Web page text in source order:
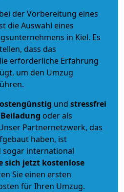
der Vorbereitung eines
die Auswahl eines
in Kiel. Es
dass das
erforderliche Erfahrung
um den Umzug
und stressfrei
Beiladung oder als
Partnernetzwerk, das
haben, ist
sogar international
sich jetzt kostenlose
Sie einen ersten
für Ihren Umzug.